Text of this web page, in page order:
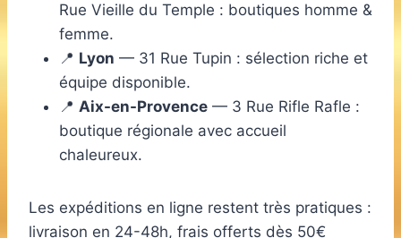
Rue Vieille du Temple : boutiques homme &
femme.
📍 Lyon — 31 Rue Tupin : sélection riche et
équipe disponible.
📍 Aix-en-Provence — 3 Rue Rifle Rafle :
boutique régionale avec accueil
chaleureux.
Les expéditions en ligne restent très pratiques :
livraison en 24-48h, frais offerts dès 50€